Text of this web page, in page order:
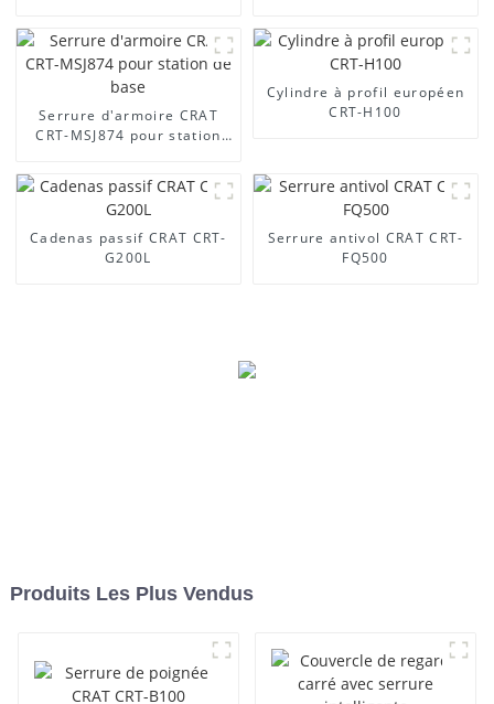
Serrure d'armoire CRAT
CRT-MSJ874 pour station
Cylindre à profil européen
CRT-H100
Cadenas passif CRAT CRT-
G200L
Serrure antivol CRAT CRT-
FQ500
Produits Les Plus Vendus